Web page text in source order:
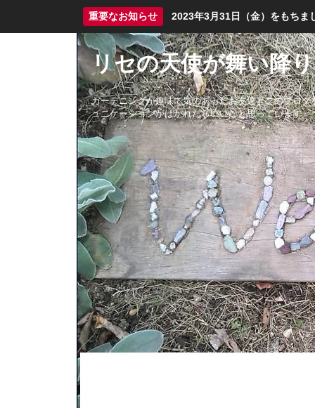
重要なお知らせ 2023年3月31日（金）をもちま
リセの天使が舞い降
ガーデニングが趣味で気のあったお友達とこのブログ
ュニケーションがはかれたらいいなと思っています。